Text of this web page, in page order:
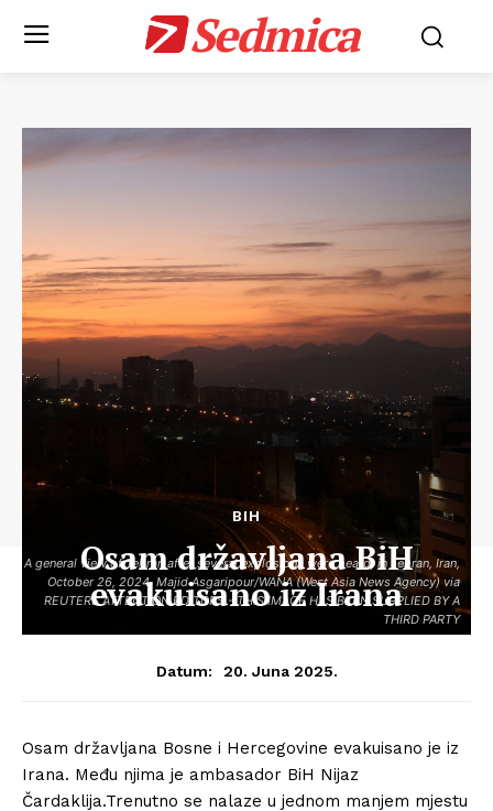
Sedmica
A general view of Tehran after several explosions were heard, in Tehran, Iran,
October 26, 2024. Majid Asgaripour/WANA (West Asia News Agency) via
REUTERS ATTENTION EDITORS - THIS IMAGE HAS BEEN SUPPLIED BY A
THIRD PARTY
BIH
Osam državljana BiH
evakuisano iz Irana
Datum: 20. Juna 2025.
Osam državljana Bosne i Hercegovine evakuisano je iz
Irana. Među njima je ambasador BiH Nijaz
Čardaklija.Trenutno se nalaze u jednom manjem mjestu